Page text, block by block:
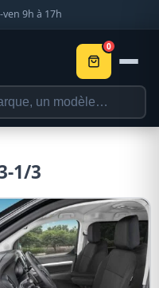
ven 9h à 17h
0
1/3